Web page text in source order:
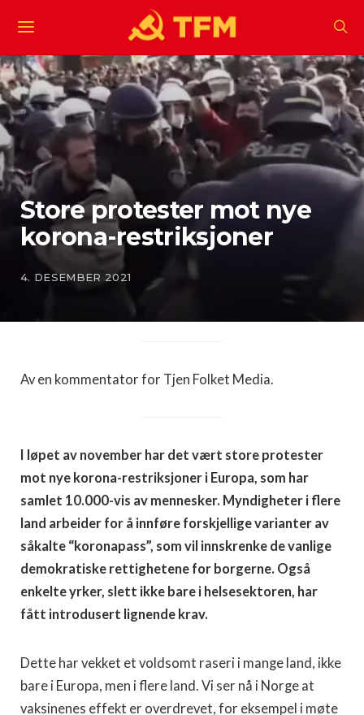
Store protester mot nye
korona-restriksjoner
4. DESEMBER 2021
Av en kommentator for Tjen Folket Media.
I løpet av november har det vært store protester
mot nye korona-restriksjoner i Europa, som har
samlet 10.000-vis av mennesker. Myndigheter i flere
land arbeider for å innføre forskjellige varianter av
såkalte “koronapass”, som vil innskrenke de vanlige
demokratiske rettighetene for borgerne. Også
enkelte yrker, slett ikke bare i helsesektoren, har
fått introdusert lignende krav.
Dette har vekket et voldsomt raseri i mange land, ikke
bare i Europa, men i flere land. Vi ser nå i Norge at
vaksinenes effekt er overdrevet, for eksempel i møte